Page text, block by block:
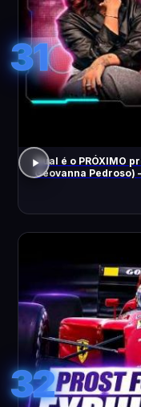
31
Qual é o PRÓXIMO
Geovanna Pedroso)
32